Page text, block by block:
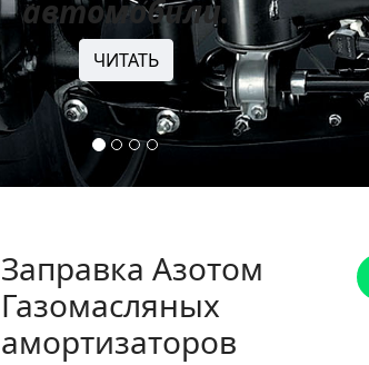
автомобили.
ЧИТАТЬ
Заправка Азотом
Газомасляных
амортизаторов